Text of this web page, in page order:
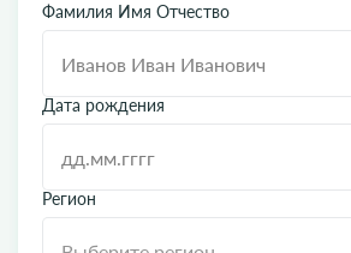
Фамилия Имя Отчество
Дата рождения
Регион